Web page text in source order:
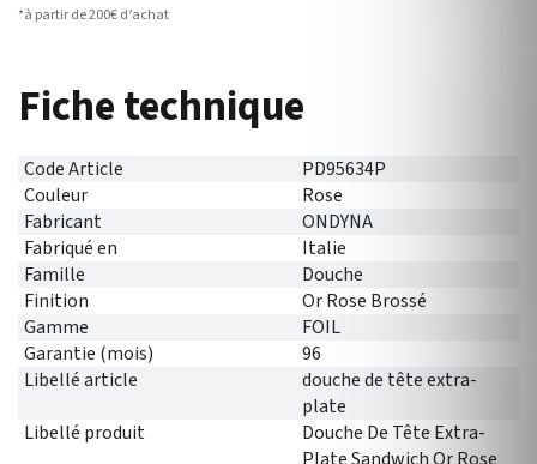
*à partir de 200€ d’achat
Fiche technique
Code Article
PD95634P
Couleur
Rose
Fabricant
ONDYNA
Fabriqué en
Italie
Famille
Douche
Finition
Or Rose Brossé
Gamme
FOIL
Garantie (mois)
96
Libellé article
douche de tête extra-
plate
Libellé produit
Douche De Tête Extra-